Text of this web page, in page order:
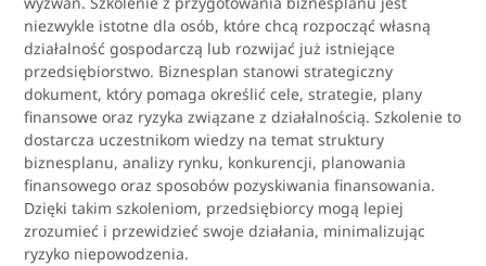
niezwykle istotne dla osób, które chcą rozpocząć własną
działalność gospodarczą lub rozwijać już istniejące
przedsiębiorstwo. Biznesplan stanowi strategiczny
dokument, który pomaga określić cele, strategie, plany
finansowe oraz ryzyka związane z działalnością. Szkolenie to
dostarcza uczestnikom wiedzy na temat struktury
biznesplanu, analizy rynku, konkurencji, planowania
finansowego oraz sposobów pozyskiwania finansowania.
Dzięki takim szkoleniom, przedsiębiorcy mogą lepiej
zrozumieć i przewidzieć swoje działania, minimalizując
ryzyko niepowodzenia.